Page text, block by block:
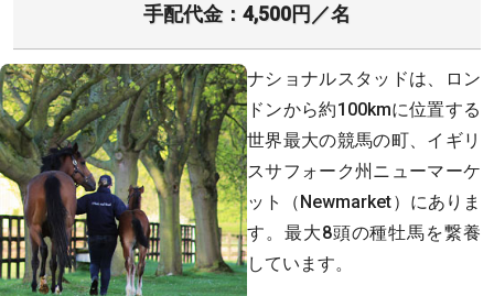
手配代金：4,500円／名
ナショナルスタッドは、ロン
ドンから約100kmに位置する
世界最大の競馬の町、イギリ
スサフォーク州ニューマーケ
ット（Newmarket）にありま
す。最大8頭の種牡馬を繋養
しています。